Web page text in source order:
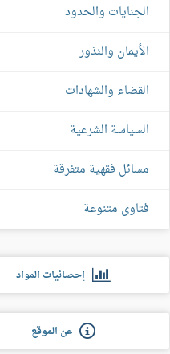
الجنايات والحدود
الأيمان والنذور
القضاء والشهادات
السياسة الشرعية
مسائل فقهية متفرقة
فتاوى متنوعة
إحصائيات المواد
عن الموقع